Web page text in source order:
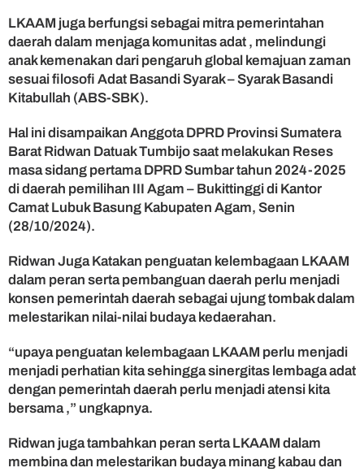
i
d
w
a
n
D
.
T
b
i
:
K
e
b
a
g
a
n
A
LKAAM juga berfungsi sebagai mitra pemerintahan
daerah dalam menjaga komunitas adat , melindungi
anak kemenakan dari pengaruh global kemajuan zaman
sesuai filosofi Adat Basandi Syarak – Syarak Basandi
Kitabullah (ABS-SBK).
Hal ini disampaikan Anggota DPRD Provinsi Sumatera
Barat Ridwan Datuak Tumbijo saat melakukan Reses
masa sidang pertama DPRD Sumbar tahun 2024-2025
di daerah pemilihan III Agam – Bukittinggi di Kantor
Camat Lubuk Basung Kabupaten Agam, Senin
(28/10/2024).
Ridwan Juga Katakan penguatan kelembagaan LKAAM
dalam peran serta pembanguan daerah perlu menjadi
konsen pemerintah daerah sebagai ujung tombak dalam
melestarikan nilai-nilai budaya kedaerahan.
“upaya penguatan kelembagaan LKAAM perlu menjadi
menjadi perhatian kita sehingga sinergitas lembaga adat
dengan pemerintah daerah perlu menjadi atensi kita
bersama ,” ungkapnya.
Ridwan juga tambahkan peran serta LKAAM dalam
membina dan melestarikan budaya minang kabau dan